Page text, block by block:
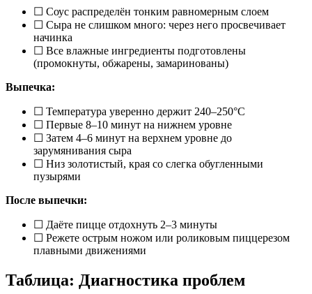
☐ Соус распределён тонким равномерным слоем
☐ Сыра не слишком много: через него просвечивает
начинка
☐ Все влажные ингредиенты подготовлены
(промокнуты, обжарены, замаринованы)
Выпечка:
☐ Температура уверенно держит 240–250°C
☐ Первые 8–10 минут на нижнем уровне
☐ Затем 4–6 минут на верхнем уровне до
зарумянивания сыра
☐ Низ золотистый, края со слегка обугленными
пузырями
После выпечки:
☐ Даёте пицце отдохнуть 2–3 минуты
☐ Режете острым ножом или роликовым пиццерезом
плавными движениями
Таблица: Диагностика проблем